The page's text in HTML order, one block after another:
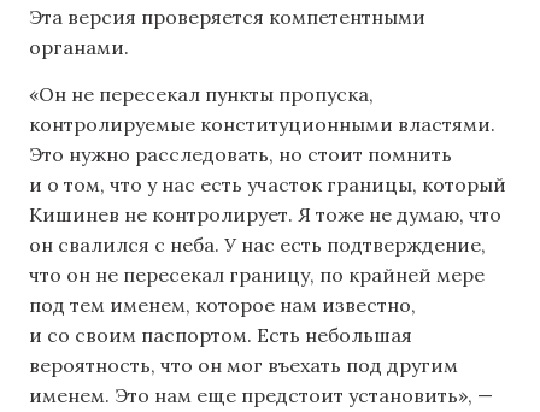
Эта версия проверяется компетентными
органами.
«Он не пересекал пункты пропуска,
контролируемые конституционными властями.
Это нужно расследовать, но стоит помнить
и о том, что у нас есть участок границы, который
Кишинев не контролирует. Я тоже не думаю, что
он свалился с неба. У нас есть подтверждение,
что он не пересекал границу, по крайней мере
под тем именем, которое нам известно,
и со своим паспортом. Есть небольшая
вероятность, что он мог въехать под другим
именем. Это нам еще предстоит установить», —